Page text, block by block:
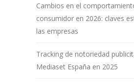
Cambios en el
consumidor en 2026: claves
las empresas
Tracking de notoriedad
Mediaset España en 2025